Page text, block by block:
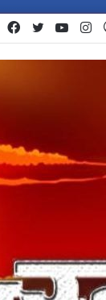
Twitter
Facebook